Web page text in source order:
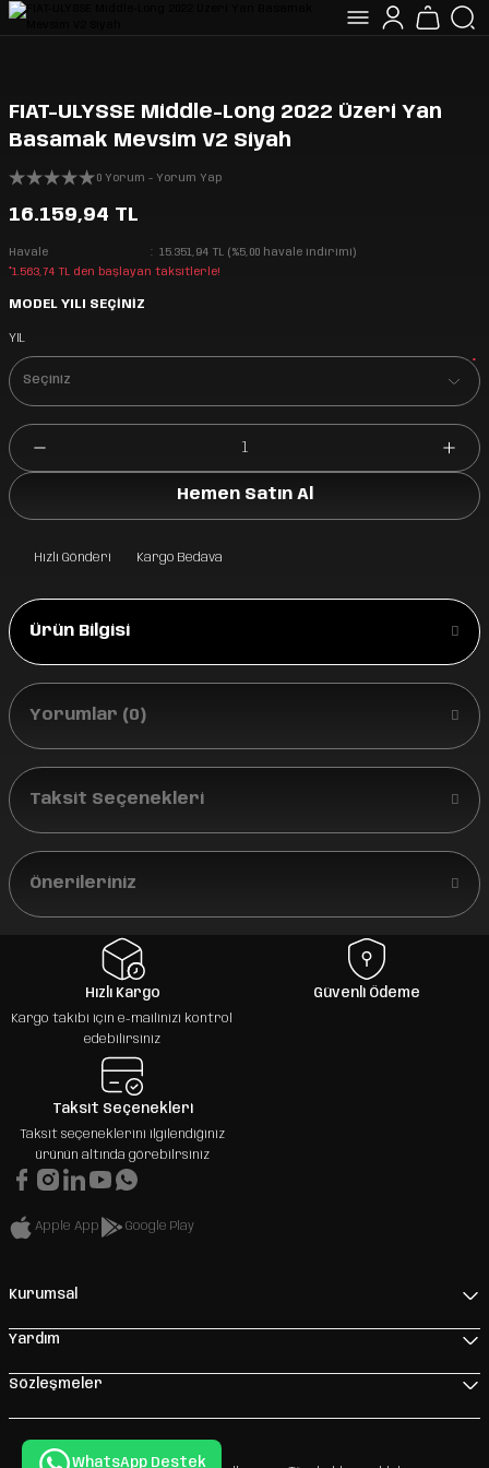
FIAT-ULYSSE Middle-Long 2022 Üzeri Yan
Basamak Mevsim V2 Siyah
0 Yorum - Yorum Yap
16.159,94 TL
Havale
15.351,94 TL (%5,00 havale indirimi)
*1.563,74 TL den başlayan taksitlerle!
MODEL YILI SEÇİNİZ
YIL
*
Hemen Satın Al
Hızlı Gönderi Kargo Bedava
Ürün Bilgisi
Yorumlar (0)
Taksit Seçenekleri
Önerileriniz
Hızlı Kargo
Kargo takibi için e-mailinizi kontrol
edebilirsiniz
Güvenli Ödeme
Taksit Seçenekleri
Taksit seçeneklerini ilgilendiğiniz
ürünün altında görebilrsiniz
Apple App Google Play
Kurumsal
Yardım
Sözleşmeler
WhatsApp Destek